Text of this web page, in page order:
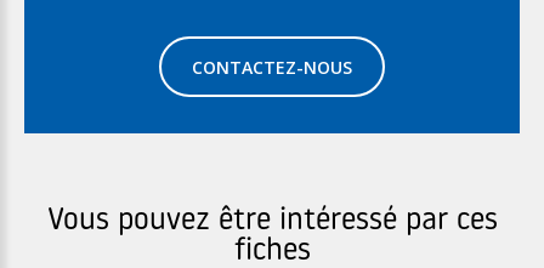
CONTACTEZ-NOUS
Vous pouvez être intéressé par ces
fiches